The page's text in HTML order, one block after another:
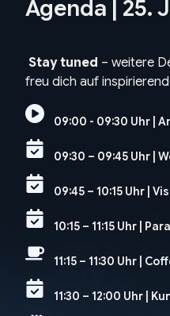
Agenda | 25.
Stay tuned – weitere
freu dich auf
09:00 - 09:30 Uhr |
09:30 – 09:45 Uhr |
09:45 – 10:15 Uhr |
10:15 – 11:15 Uhr |
11:15 – 11:30 Uhr |
11:30 – 12:00 Uhr |